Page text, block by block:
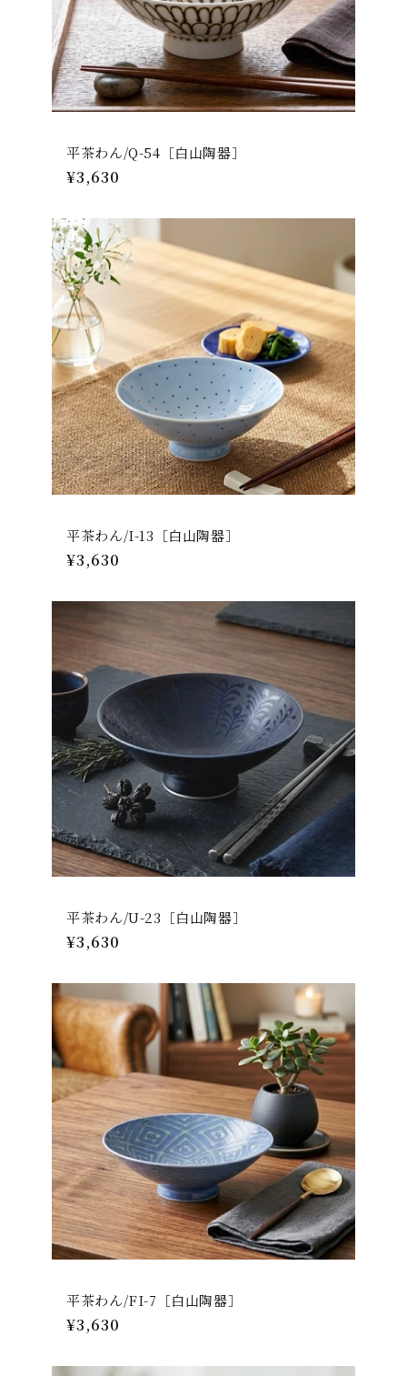
平茶わん/Q-54［白山陶器］
通
価
格
¥3,630
平茶わん/I-13［白山陶器］
通
価
格
¥3,630
平茶わん/U-23［白山陶器］
通
価
格
¥3,630
平茶わん/FI-7［白山陶器］
通
価
¥3,630